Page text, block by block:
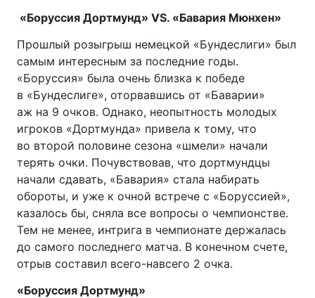
«Боруссия Дортмунд» VS. «Бавария Мюнхен»
Прошлый розыгрыш немецкой «Бундеслиги» был
самым интересным за последние годы.
«Боруссия» была очень близка к победе
в «Бундеслиге», оторвавшись от «Баварии»
аж на 9 очков. Однако, неопытность молодых
игроков «Дортмунда» привела к тому, что
во второй половине сезона «шмели» начали
терять очки. Почувствовав, что дортмундцы
начали сдавать, «Бавария» стала набирать
обороты, и уже к очной встрече с «Боруссией»,
казалось бы, сняла все вопросы о чемпионстве.
Тем не менее, интрига в чемпионате держалась
до самого последнего матча. В конечном счете,
отрыв составил всего-навсего 2 очка.
«Боруссия Дортмунд»